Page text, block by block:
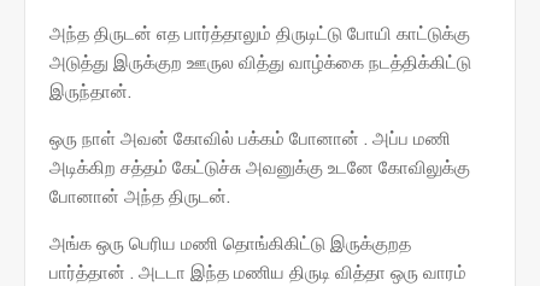
அந்த திருடன் எத பார்த்தாலும் திருடிட்டு போயி காட்டுக்கு
அடுத்து இருக்குற ஊருல வித்து வாழ்க்கை நடத்திக்கிட்டு
இருந்தான்.
ஒரு நாள் அவன் கோவில் பக்கம் போனான் . அப்ப மணி
அடிக்கிற சத்தம் கேட்டுச்சு அவனுக்கு உடனே கோவிலுக்கு
போனான் அந்த திருடன்.
அங்க ஒரு பெரிய மணி தொங்கிகிட்டு இருக்குறத
பார்த்தான் . அடடா இந்த மணிய திருடி வித்தா ஒரு வாரம்